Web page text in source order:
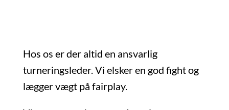
Hos os er der altid en ansvarlig
turneringsleder. Vi elsker en god fight og
lægger vægt på fairplay.